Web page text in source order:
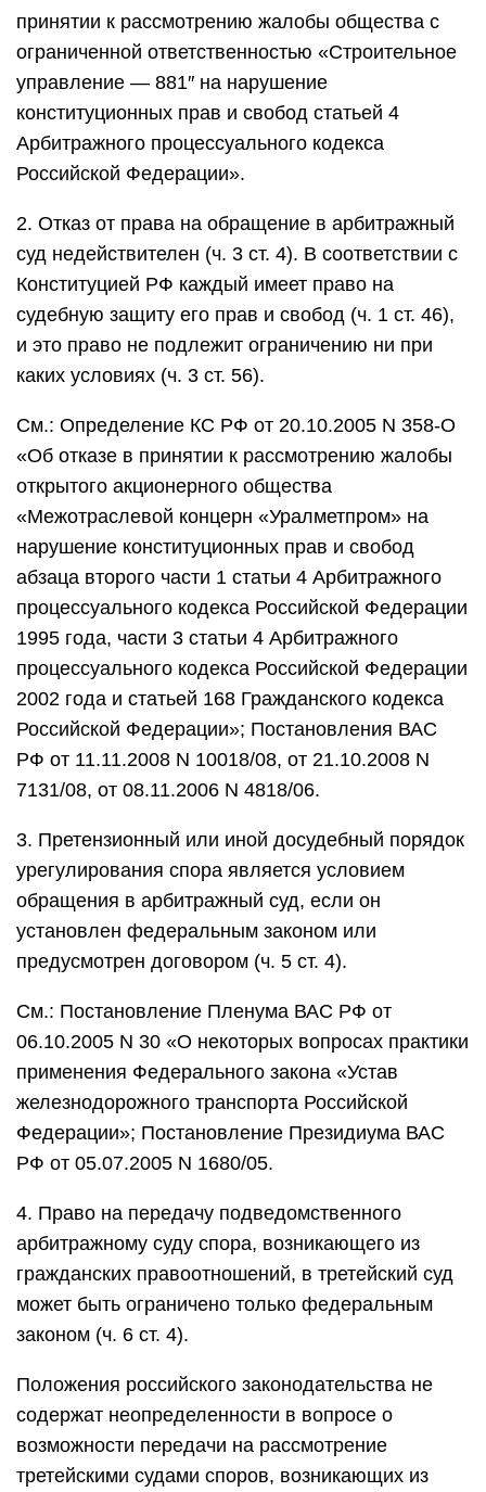
принятии к рассмотрению жалобы общества с
ограниченной ответственностью «Строительное
управление — 881″ на нарушение
конституционных прав и свобод статьей 4
Арбитражного процессуального кодекса
Российской Федерации».
2. Отказ от права на обращение в арбитражный
суд недействителен (ч. 3 ст. 4). В соответствии с
Конституцией РФ каждый имеет право на
судебную защиту его прав и свобод (ч. 1 ст. 46),
и это право не подлежит ограничению ни при
каких условиях (ч. 3 ст. 56).
См.: Определение КС РФ от 20.10.2005 N 358-О
«Об отказе в принятии к рассмотрению жалобы
открытого акционерного общества
«Межотраслевой концерн «Уралметпром» на
нарушение конституционных прав и свобод
абзаца второго части 1 статьи 4 Арбитражного
процессуального кодекса Российской Федерации
1995 года, части 3 статьи 4 Арбитражного
процессуального кодекса Российской Федерации
2002 года и статьей 168 Гражданского кодекса
Российской Федерации»; Постановления ВАС
РФ от 11.11.2008 N 10018/08, от 21.10.2008 N
7131/08, от 08.11.2006 N 4818/06.
3. Претензионный или иной досудебный порядок
урегулирования спора является условием
обращения в арбитражный суд, если он
установлен федеральным законом или
предусмотрен договором (ч. 5 ст. 4).
См.: Постановление Пленума ВАС РФ от
06.10.2005 N 30 «О некоторых вопросах практики
применения Федерального закона «Устав
железнодорожного транспорта Российской
Федерации»; Постановление Президиума ВАС
РФ от 05.07.2005 N 1680/05.
4. Право на передачу подведомственного
арбитражному суду спора, возникающего из
гражданских правоотношений, в третейский суд
может быть ограничено только федеральным
законом (ч. 6 ст. 4).
Положения российского законодательства не
содержат неопределенности в вопросе о
возможности передачи на рассмотрение
третейскими судами споров, возникающих из